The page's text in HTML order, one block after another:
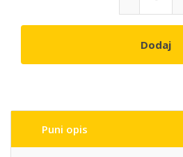
Dodaj
Puni opis